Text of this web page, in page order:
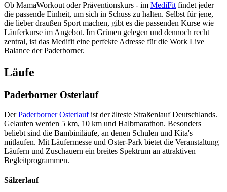
Ob MamaWorkout oder Präventionskurs - im MediFit findet jeder
die passende Einheit, um sich in Schuss zu halten. Selbst für jene,
die lieber draußen Sport machen, gibt es die passenden Kurse wie
Läuferkurse im Angebot. Im Grünen gelegen und dennoch recht
zentral, ist das Medifit eine perfekte Adresse für die Work Live
Balance der Paderborner.
Läufe
Paderborner Osterlauf
DerPaderborner Osterlaufist der älteste Straßenlauf Deutschlands.
Gelaufen werden 5 km, 10 km und Halbmarathon. Besonders
beliebt sind die Bambiniläufe, an denen Schulen und Kita's
mitlaufen. Mit Läufermesse und Oster-Park bietet die Veranstaltung
Läufern und Zuschauern ein breites Spektrum an attraktiven
Begleitprogrammen.
Sälzerlauf